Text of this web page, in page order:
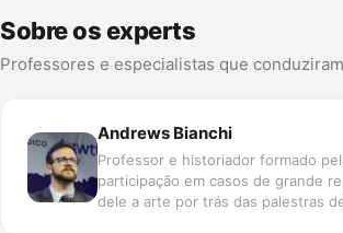
Sobre os experts
Professores e especialistas que
Andrews Bianchi
Professor e historiador formado
participação em casos de grande
dele a arte por trás das palestras